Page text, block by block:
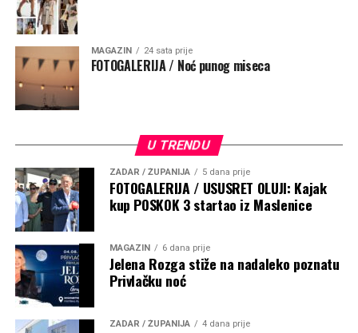
MAGAZIN 24 sata prije
FOTOGALERIJA / Noć punog miseca
U TRENDU
ZADAR / ŽUPANIJA 5 dana prije
FOTOGALERIJA / USUSRET OLUJI: Kajak
kup POSKOK 3 startao iz Maslenice
MAGAZIN 6 dana prije
Jelena Rozga stiže na nadaleko poznatu
Privlačku noć
ZADAR / ŽUPANIJA 4 dana prije